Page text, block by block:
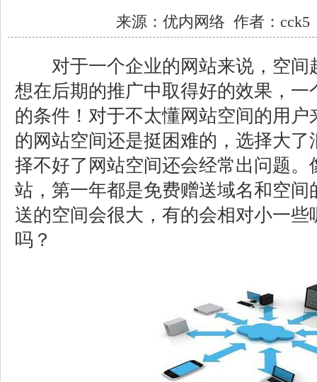
来源： 优内网络 作者：cck5
对于一个企业的网站来说，空间
想在后期的推广中取得好的效果，
的条件！对于不太懂网站空间的用
的网站空间还是挺困难的，选择大
择不好了网站空间还会经常出问题
站，第一年都是免费赠送域名和空
送的空间会很大，有的会相对小一
吗？